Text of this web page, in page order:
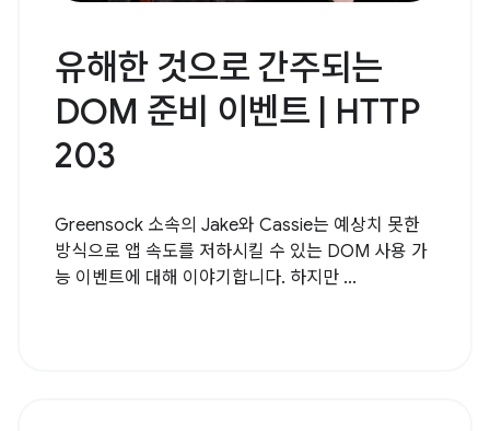
유해한 것으로 간주되는
DOM 준비 이벤트 | HTTP
203
Greensock 소속의 Jake와 Cassie는 예상치 못한
방식으로 앱 속도를 저하시킬 수 있는 DOM 사용 가
능 이벤트에 대해 이야기합니다. 하지만 ...